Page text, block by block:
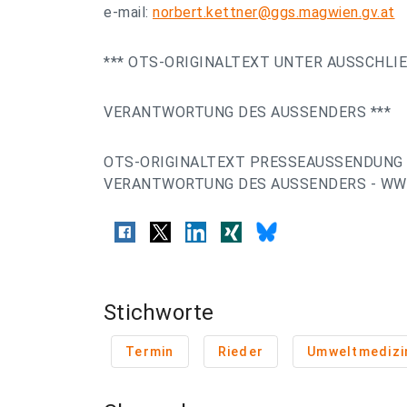
e-mail: norbert.kettner@ggs.magwien.gv.at
*** OTS-ORIGINALTEXT UNTER
VERANTWORTUNG DES AUSSENDERS ***
OTS-ORIGINALTEXT
VERANTWORTUNG DES AUSSENDERS -
Stichworte
Termin Rieder